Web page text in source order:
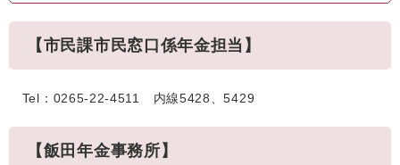
【市民課市民窓口係年金担当】
Tel：0265-22-4511 内線5428、5429
【飯田年金事務所】